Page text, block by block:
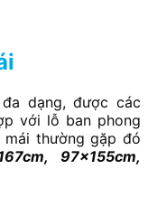
dạng, được các
với lỗ ban phong
thường gặp đó
97x155cm,